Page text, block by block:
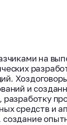
на
и
разработку
средств и
создание